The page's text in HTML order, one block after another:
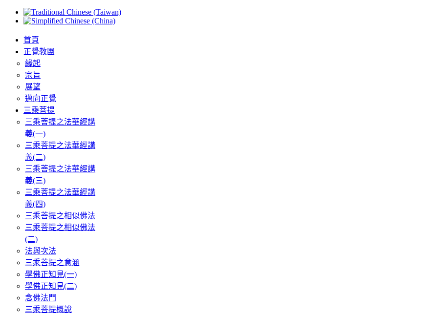
首頁
正覺教團
緣起
宗旨
展望
邁向正覺
三乘菩提
三乘菩提之法華經講
義(一)
三乘菩提之法華經講
義(二)
三乘菩提之法華經講
義(三)
三乘菩提之法華經講
義(四)
三乘菩提之相似佛法
三乘菩提之相似佛法
(二)
法與次法
三乘菩提之意涵
學佛正知見(一)
學佛正知見(二)
念佛法門
三乘菩提概說